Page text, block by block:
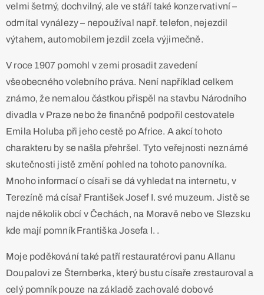
velmi šetrný, dochvilný, ale ve stáří také konzervativní –
odmítal vynálezy – nepoužíval např. telefon, nejezdil
výtahem, automobilem jezdil zcela výjimečně.
V roce 1907 pomohl v zemi prosadit zavedení
všeobecného volebního práva. Není například celkem
známo, že nemalou částkou přispěl na stavbu Národního
divadla v Praze nebo že finančně podpořil cestovatele
Emila Holuba při jeho cestě po Africe. A akcí tohoto
charakteru by se našla přehršel. Tyto veřejnosti neznámé
skutečnosti jistě změní pohled na tohoto panovníka.
Mnoho informací o císaři se dá vyhledat na internetu, v
Terezíně má císař František Josef I. své muzeum. Jistě se
najde několik obcí v Čechách, na Moravě nebo ve Slezsku
kde mají pomník Františka Josefa I. .
Moje poděkování také patří restauratérovi panu Allanu
Doupalovi ze Šternberka, který bustu císaře zrestauroval a
celý pomník pouze na základě zachovalé dobové